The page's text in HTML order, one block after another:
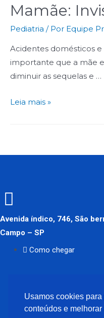
Usamos cookies
conteúdos e
Mamãe:
Pediatria / Por Equipe
Acidentes domésticos
importante que a mãe
diminuir as sequelas e …
Leia mais »
Avenida índico, 746, São
Campo – SP
Como chegar